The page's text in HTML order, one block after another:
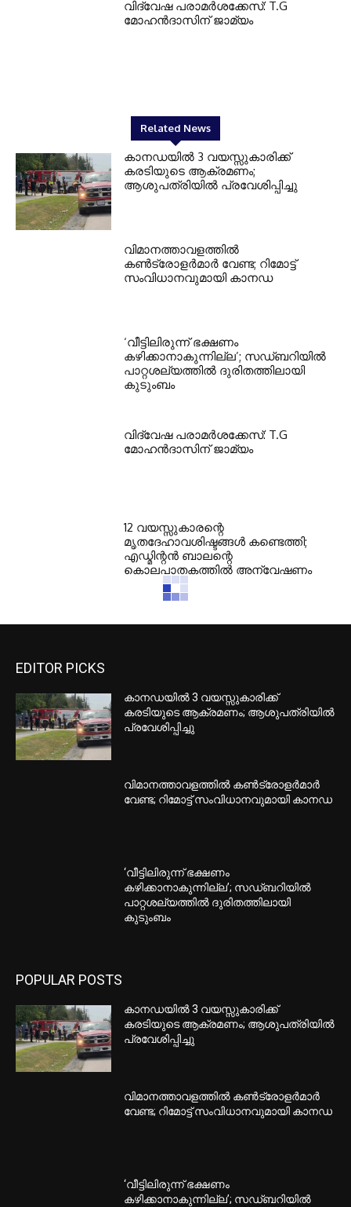
വിദ്വേഷ പരാമർശക്കേസ്: T.G
മോഹൻദാസിന് ജാമ്യം
Related News
കാനഡയിൽ 3 വയസ്സുകാരിക്ക്
കരടിയുടെ ആക്രമണം;
ആശുപത്രിയിൽ പ്രവേശിപ്പിച്ചു
വിമാനത്താവളത്തിൽ
കൺട്രോളർമാർ വേണ്ട; റിമോട്ട്
സംവിധാനവുമായി കാനഡ
‘വീട്ടിലിരുന്ന് ഭക്ഷണം
കഴിക്കാനാകുന്നില്ല’; സഡ്ബറിയിൽ
പാറ്റശല്യത്തിൽ ദുരിതത്തിലായി
കുടുംബം
വിദ്വേഷ പരാമർശക്കേസ്: T.G
മോഹൻദാസിന് ജാമ്യം
12 വയസ്സുകാരന്റെ
മൃതദേഹാവശിഷ്ടങ്ങൾ കണ്ടെത്തി;
എഡ്മിന്റൻ ബാലന്റെ
കൊലപാതകത്തിൽ അന്വേഷണം
EDITOR PICKS
കാനഡയിൽ 3 വയസ്സുകാരിക്ക്
കരടിയുടെ ആക്രമണം; ആശുപത്രിയിൽ
പ്രവേശിപ്പിച്ചു
വിമാനത്താവളത്തിൽ കൺട്രോളർമാർ
വേണ്ട; റിമോട്ട് സംവിധാനവുമായി കാനഡ
‘വീട്ടിലിരുന്ന് ഭക്ഷണം
കഴിക്കാനാകുന്നില്ല’; സഡ്ബറിയിൽ
പാറ്റശല്യത്തിൽ ദുരിതത്തിലായി
കുടുംബം
POPULAR POSTS
കാനഡയിൽ 3 വയസ്സുകാരിക്ക്
കരടിയുടെ ആക്രമണം; ആശുപത്രിയിൽ
പ്രവേശിപ്പിച്ചു
വിമാനത്താവളത്തിൽ കൺട്രോളർമാർ
വേണ്ട; റിമോട്ട് സംവിധാനവുമായി കാനഡ
‘വീട്ടിലിരുന്ന് ഭക്ഷണം
കഴിക്കാനാകുന്നില്ല’; സഡ്ബറിയിൽ